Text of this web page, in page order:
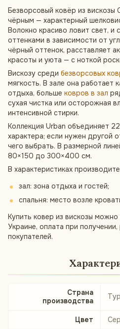
Безворсовый ковёр из вискозы
чёрным — характерный
Волокно красиво ловит свет, и
оттенками в зависимости от
чёрный оттенок, расставляет
красоты и уюта — с ноткой
Вискозу среди безворсовых
мягкость. В зале она работает
отдыха, больше ковров в зал
сухая чистка или осторожная
интенсивной стирки.
Коллекция Urban объединяет
характера; если нужен другой
чего выбрать. В размерной
80×150 до 300×400 см.
В характеристиках
зал: зона отдыха и гостей;
спальня: место возле
Купить ковер из вискозы
Украине, оплата при
покупателей.
Страна
производства
Цвет